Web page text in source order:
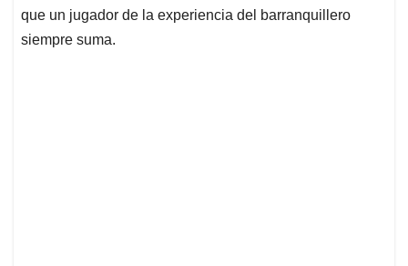
que un jugador de la experiencia del barranquillero
siempre suma.